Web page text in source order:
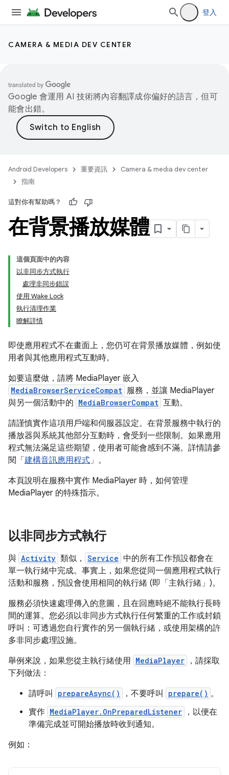
登入
CAMERA & MEDIA DEV CENTER
Google 會運用 AI 技術將內容翻譯成你偏好的語言，但可
能會出錯。
Android Developers 重要資訊
Camera & media dev center
指南
這對你有幫助嗎？
在背景播放媒體
這個頁面中的內容
以非同步方式執行
處理非同步錯誤
使用 Wake Lock
執行清理作業
瞭解詳情
即使應用程式不在畫面上，您仍可在背景播放媒體，例如使
用者與其他應用程式互動時。
如要這麼做，請將 MediaPlayer 嵌入
MediaBrowserServiceCompat 服務，並讓 MediaPlayer
與另一個活動中的 MediaBrowserCompat 互動。
請謹慎實作這項用戶端和伺服器設定。在背景服務中執行的
播放器與系統其他部分互動時，會受到一些限制。如果應用
程式無法滿足這些期望，使用者可能會感到不滿。詳情請參
閱「 建構音訊應用程式」。
本頁說明在服務中實作 MediaPlayer 時，如何管理
MediaPlayer 的特殊指示。
以非同步方式執行
與 Activity 類似， Service 中的所有工作預設都會在
單一執行緒中完成。事實上，如果您從同一個應用程式執行
活動和服務，預設會使用相同的執行緒 (即「主執行緒」)。
服務必須快速處理傳入的意圖，且在回應時絕不能執行長時
間的運算。您必須以非同步方式執行任何繁重的工作或封鎖
呼叫：可透過您自行實作的另一個執行緒，或使用架構的許
多非同步處理設施。
舉例來說，如果您從主執行緒使用 MediaPlayer
，請採取
下列做法：
請呼叫
prepareAsync() ，不要呼叫 prepare() 。
實作 MediaPlayer.OnPreparedListener
，以便在
準備完成並可開始播放時收到通知。
例如：